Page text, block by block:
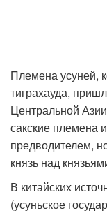
Племена усуней,
тиграхауда,
Центральной
сакские племена
предводителем,
князь над
В китайских
(усуньское